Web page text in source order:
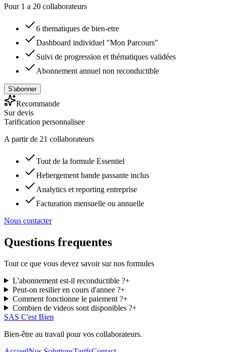
Pour 1 a 20 collaborateurs
6 thematiques de bien-etre
Dashboard individuel "Mon Parcours"
Suivi de progression et thématiques validées
Abonnement annuel non reconductible
S'abonner
Recommande
Sur devis
Tarification personnalisee
A partir de 21 collaborateurs
Tout de la formule Essentiel
Hebergement bande passante inclus
Analytics et reporting entreprise
Facturation mensuelle ou annuelle
Nous contacter
Questions frequentes
Tout ce que vous devez savoir sur nos formules
L'abonnement est-il reconductible ?+
Peut-on resilier en cours d'annee ?+
Comment fonctionne le paiement ?+
Combien de videos sont disponibles ?+
SAS C'est Bien
Bien-être au travail pour vos collaborateurs.